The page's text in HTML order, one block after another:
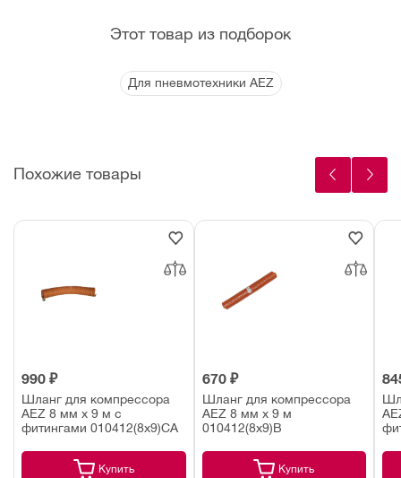
Этот товар из подборок
Для пневмотехники AEZ
Похожие товары
990 ₽
Шланг для компрессора
AEZ 8 мм х 9 м с
фитингами 010412(8х9)СA
Купить
670 ₽
Шланг для компрессора
AEZ 8 мм х 9 м
010412(8х9)В
Купить